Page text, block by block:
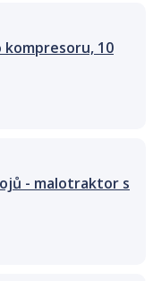
10
- malotraktor s